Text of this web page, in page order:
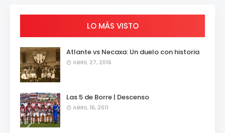
LO MÁS VISTO
Atlante vs Necaxa: Un duelo con historia
ABRIL 27, 2016
Las 5 de Borre | Descenso
ABRIL 16, 2011